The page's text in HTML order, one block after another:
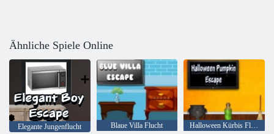
Ähnliche Spiele Online
Elegante Jungenflucht Blaue Villa Flucht Halloween Kürbis Flucht